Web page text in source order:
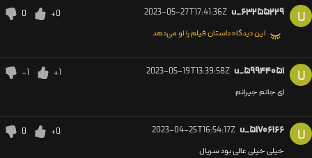
U u_۶۳۲۵۵۲۲۹ 2023-05-27T17:41:36Z
+0
0
این دیدگاه داستان فیلم را لو می‌دهد
U u_۵۹۹۴۴۰۵۱ 2023-05-19T13:39:58Z
+1
-1
ای جانم جیرانم
U u_۵۱۷۰۶۱۶۶ 2023-04-25T16:54:17Z
+0
0
خیلی خیلی عالی بود سریال